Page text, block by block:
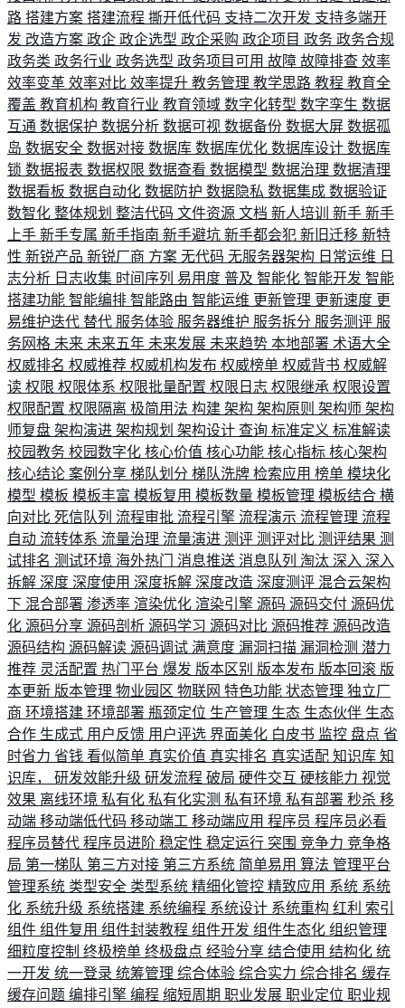
路 搭建方案 搭建流程 撕开低代码 支持二次开发 支持多端开
发 改造方案 政企 政企选型 政企采购 政企项目 政务 政务合规
政务类 政务行业 政务选型 政务项目可用 故障 故障排查 效率
效率变革 效率对比 效率提升 教务管理 教学思路 教程 教育全
覆盖 教育机构 教育行业 教育领域 数字化转型 数字孪生 数据
互通 数据保护 数据分析 数据可视 数据备份 数据大屏 数据孤
岛 数据安全 数据对接 数据库 数据库优化 数据库设计 数据库
锁 数据报表 数据权限 数据查看 数据模型 数据治理 数据清理
数据看板 数据自动化 数据防护 数据隐私 数据集成 数据验证
数智化 整体规划 整洁代码 文件资源 文档 新人培训 新手 新手
上手 新手专属 新手指南 新手避坑 新手都会犯 新旧迁移 新特
性 新锐产品 新锐厂商 方案 无代码 无服务器架构 日常运维 日
志分析 日志收集 时间序列 易用度 普及 智能化 智能开发 智能
搭建功能 智能编排 智能路由 智能运维 更新管理 更新速度 更
易维护迭代 替代 服务体验 服务器维护 服务拆分 服务测评 服
务网格 未来 未来五年 未来发展 未来趋势 本地部署 术语大全
权威排名 权威推荐 权威机构发布 权威榜单 权威背书 权威解
读 权限 权限体系 权限批量配置 权限日志 权限继承 权限设置
权限配置 权限隔离 极简用法 构建 架构 架构原则 架构师 架构
师复盘 架构演进 架构规划 架构设计 查询 标准定义 标准解读
校园教务 校园数字化 核心价值 核心功能 核心指标 核心架构
核心结论 案例分享 梯队划分 梯队洗牌 检索应用 榜单 模块化
模型 模板 模板丰富 模板复用 模板数量 模板管理 模板结合 横
向对比 死信队列 流程审批 流程引擎 流程演示 流程管理 流程
自动 流转体系 流量治理 流量演进 测评 测评对比 测评结果 测
试排名 测试环境 海外热门 消息推送 消息队列 淘汰 深入 深入
拆解 深度 深度使用 深度拆解 深度改造 深度测评 混合云架构
下 混合部署 渗透率 渲染优化 渲染引擎 源码 源码交付 源码优
化 源码分享 源码剖析 源码学习 源码对比 源码推荐 源码改造
源码结构 源码解读 源码调试 满意度 漏洞扫描 漏洞检测 潜力
推荐 灵活配置 热门平台 爆发 版本区别 版本发布 版本回滚 版
本更新 版本管理 物业园区 物联网 特色功能 状态管理 独立厂
商 环境搭建 环境部署 瓶颈定位 生产管理 生态 生态伙伴 生态
合作 生成式 用户反馈 用户评选 界面美化 白皮书 监控 盘点 省
时省力 省钱 看似简单 真实价值 真实排名 真实适配 知识库 知
识库， 研发效能升级 研发流程 破局 硬件交互 硬核能力 视觉
效果 离线环境 私有化 私有化实测 私有环境 私有部署 秒杀 移
动端 移动端低代码 移动端工 移动端应用 程序员 程序员必看
程序员替代 程序员进阶 稳定性 稳定运行 突围 竞争力 竞争格
局 第一梯队 第三方对接 第三方系统 简单易用 算法 管理平台
管理系统 类型安全 类型系统 精细化管控 精致应用 系统 系统
化 系统升级 系统搭建 系统编程 系统设计 系统重构 红利 索引
组件 组件复用 组件封装教程 组件开发 组件生态化 组织管理
细粒度控制 终极榜单 终极盘点 经验分享 结合使用 结构化 统
一开发 统一登录 统筹管理 综合体验 综合实力 综合排名 缓存
缓存问题 编排引擎 编程 缩短周期 职业发展 职业定位 职业规